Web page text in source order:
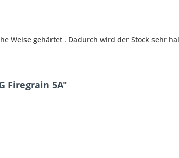
Weise gehärtet . Dadurch wird der Stock sehr
Firegrain 5A"